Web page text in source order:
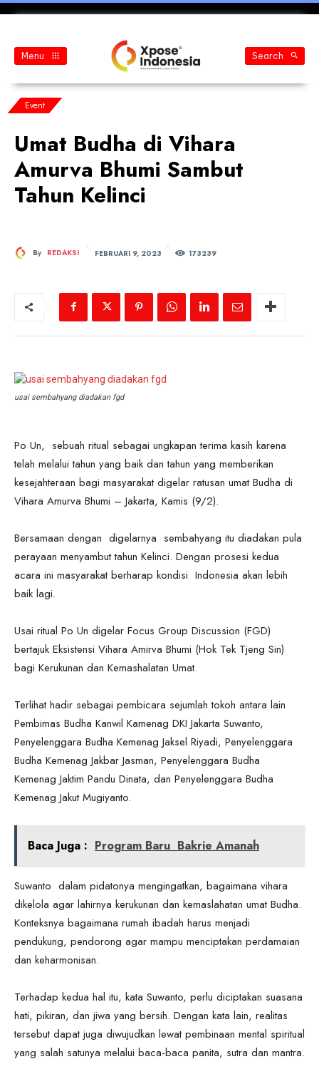
Menu Search
Event
Umat Budha di Vihara
Amurva Bhumi Sambut
Tahun Kelinci
By REDAKSI FEBRUARI 9, 2023 173239
usai sembahyang diadakan fgd
Po Un, sebuah ritual sebagai ungkapan terima kasih karena
telah melalui tahun yang baik dan tahun yang memberikan
kesejahteraan bagi masyarakat digelar ratusan umat Budha di
Vihara Amurva Bhumi – Jakarta, Kamis (9/2).
Bersamaan dengan digelarnya sembahyang itu diadakan pula
perayaan menyambut tahun Kelinci. Dengan prosesi kedua
acara ini masyarakat berharap kondisi Indonesia akan lebih
baik lagi.
Usai ritual Po Un digelar Focus Group Discussion (FGD)
bertajuk Eksistensi Vihara Amirva Bhumi (Hok Tek Tjeng Sin)
bagi Kerukunan dan Kemashalatan Umat.
Terlihat hadir sebagai pembicara sejumlah tokoh antara lain
Pembimas Budha Kanwil Kamenag DKI Jakarta Suwanto,
Penyelenggara Budha Kemenag Jaksel Riyadi, Penyelenggara
Budha Kemenag Jakbar Jasman, Penyelenggara Budha
Kemenag Jaktim Pandu Dinata, dan Penyelenggara Budha
Kemenag Jakut Mugiyanto.
Baca Juga : Program Baru Bakrie Amanah
Suwanto dalam pidatonya mengingatkan, bagaimana vihara
dikelola agar lahirnya kerukunan dan kemaslahatan umat Budha.
Konteksnya bagaimana rumah ibadah harus menjadi
pendukung, pendorong agar mampu menciptakan perdamaian
dan keharmonisan.
Terhadap kedua hal itu, kata Suwanto, perlu diciptakan suasana
hati, pikiran, dan jiwa yang bersih. Dengan kata lain, realitas
tersebut dapat juga diwujudkan lewat pembinaan mental spiritual
yang salah satunya melalui baca-baca panita, sutra dan mantra.